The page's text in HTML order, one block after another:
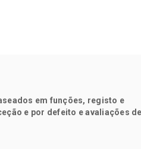
em funções, registo e
e por defeito e avaliações